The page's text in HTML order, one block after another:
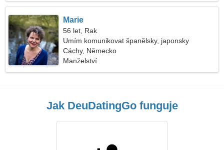
Marie
56 let, Rak
Umím komunikovat španělsky, japonsky
Cáchy, Německo
Manželství
Jak DeuDatingGo funguje